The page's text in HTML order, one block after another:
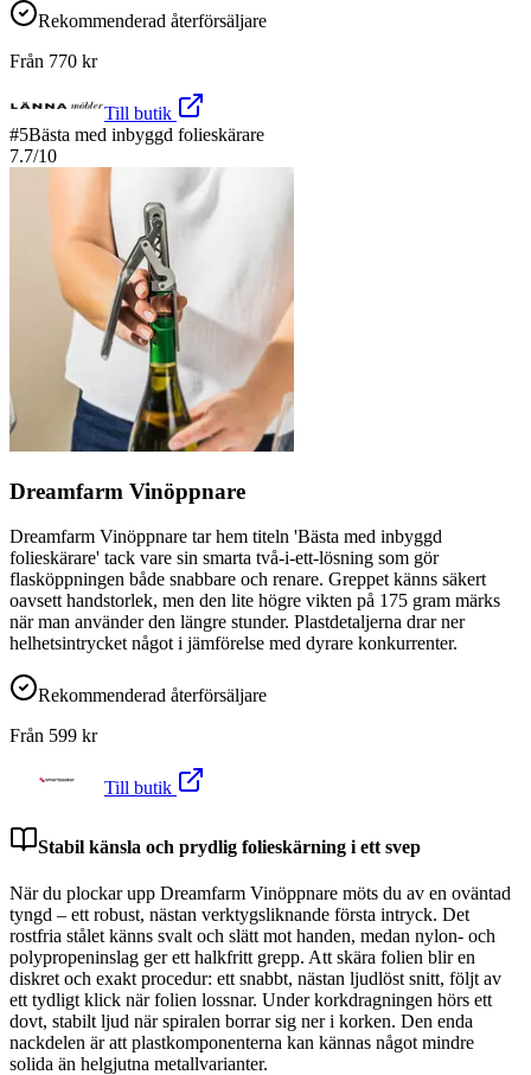
Rekommenderad återförsäljare
Från 770 kr
Till butik
#5Bästa med inbyggd folieskärare
7.7/10
Dreamfarm Vinöppnare
Dreamfarm Vinöppnare tar hem titeln 'Bästa med inbyggd
folieskärare' tack vare sin smarta två-i-ett-lösning som gör
flasköppningen både snabbare och renare. Greppet känns säkert
oavsett handstorlek, men den lite högre vikten på 175 gram märks
när man använder den längre stunder. Plastdetaljerna drar ner
helhetsintrycket något i jämförelse med dyrare konkurrenter.
Rekommenderad återförsäljare
Från 599 kr
Till butik
Stabil känsla och prydlig folieskärning i ett svep
När du plockar upp Dreamfarm Vinöppnare möts du av en oväntad
tyngd – ett robust, nästan verktygsliknande första intryck. Det
rostfria stålet känns svalt och slätt mot handen, medan nylon- och
polypropeninslag ger ett halkfritt grepp. Att skära folien blir en
diskret och exakt procedur: ett snabbt, nästan ljudlöst snitt, följt av
ett tydligt klick när folien lossnar. Under korkdragningen hörs ett
dovt, stabilt ljud när spiralen borrar sig ner i korken. Den enda
nackdelen är att plastkomponenterna kan kännas något mindre
solida än helgjutna metallvarianter.